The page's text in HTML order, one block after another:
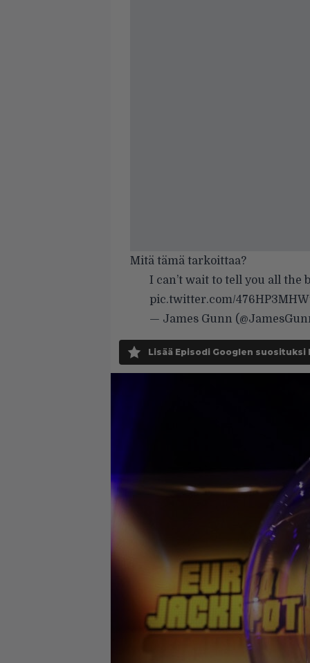
Mitä tämä tarkoittaa?
I can’t wait to tell you all the
pic.twitter.com/
— James Gunn
Lisää Episodi Googlen suosituksi